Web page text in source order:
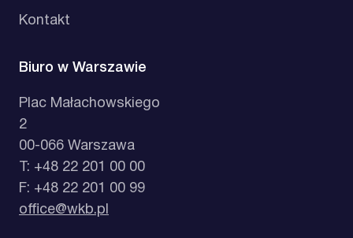
Kontakt
Biuro w Warszawie
Plac Małachowskiego
2
00-066 Warszawa
T: +48 22 201 00 00
F: +48 22 201 00 99
office@wkb.pl